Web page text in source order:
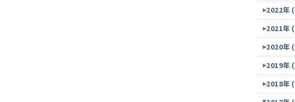
2022年
2021年
2020年
2019年
2018年